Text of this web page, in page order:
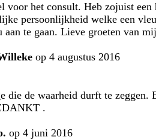
voor het consult. Heb zojuist
persoonlijkheid welke een
aan te gaan. Lieve groeten van
op 4 augustus 2016
die de waarheid durft te
.
op 4 juni 2016